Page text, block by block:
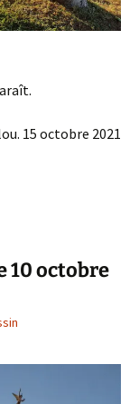
15 octobre 2021
10 octobre